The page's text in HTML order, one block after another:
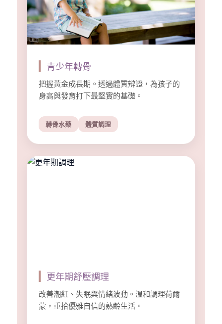
青少年轉骨
把握黃金成長期。透過體質辨證，為孩子的
身高與發育打下最堅實的基礎。
轉骨水藥 體質調理
更年期舒壓調理
改善潮紅、失眠與情緒波動。溫和調理荷爾
蒙，重拾優雅自信的熟齡生活。